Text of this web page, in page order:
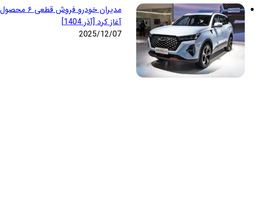
مدیران خودرو
آغاز کرد [آذر 1404]
2025/12/07